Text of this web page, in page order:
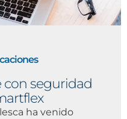
con seguridad
ha venido